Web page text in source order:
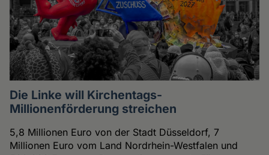
Die Linke will Kirchentags-
Millionenförderung streichen
5,8 Millionen Euro von der Stadt Düsseldorf, 7
Millionen Euro vom Land Nordrhein-Westfalen und